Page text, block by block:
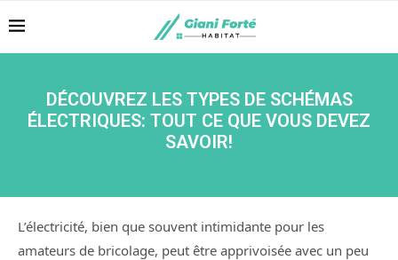
DÉCOUVREZ LES TYPES DE SCHÉMAS
ÉLECTRIQUES: TOUT CE QUE VOUS DEVEZ
SAVOIR!
L’électricité, bien que souvent intimidante pour les
amateurs de bricolage, peut être apprivoisée avec un peu